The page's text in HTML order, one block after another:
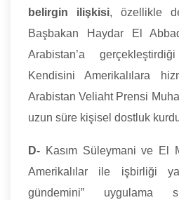
belirgin ilişkisi, özellikle
Başbakan Haydar El
Arabistan’a
Kendisini Amerikalılara
Arabistan Veliaht Prensi
uzun süre kişisel dostluk
D- Kasım Süleymani ve El
Amerikalılar ile işbirliği
gündemini” uygulama